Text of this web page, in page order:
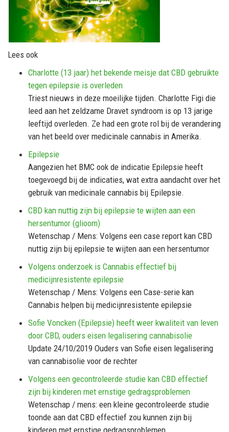
Lees ook
Charlotte (13 jaar) het bekende meisje dat CBD gebruikte
tegen epilepsie is overleden
Triest nieuws in deze moeilijke tijden. Charlotte Figi die
leed aan het zeldzame Dravet syndroom is op 13 jarige
leeftijd overleden. Ze had een grote rol bij de verandering
van het beeld over medicinale cannabis in Amerika.
Epilepsie
Aangezien het BMC ook de indicatie Epilepsie heeft
toegevoegd bij de indicaties, wat extra aandacht over het
gebruik van medicinale cannabis bij Epilepsie.
CBD kan nuttig zijn bij epilepsie te wijten aan een
hersentumor (glioom)
Wetenschap / Mens: Volgens een case report kan CBD
nuttig zijn bij epilepsie te wijten aan een hersentumor
Volgens onderzoek is Cannabis effectief bij
medicijnresistente epilepsie
Wetenschap / Mens: Volgens een Case-serie kan
Cannabis helpen bij medicijnresistente epilepsie
Sofie Voncken (Epilepsie) heeft weer kwaliteit van leven
door CBD, ouders eisen legalisering cannabisolie
Update 24/10/2019 Ouders van Sofie eisen legalisering
van cannabisolie voor de rechter
Volgens een gecontroleerde studie kan CBD effectief
zijn bij kinderen met ernstige gedragsproblemen
Wetenschap / mens: een kleine gecontroleerde studie
toonde aan dat CBD effectief zou kunnen zijn bij